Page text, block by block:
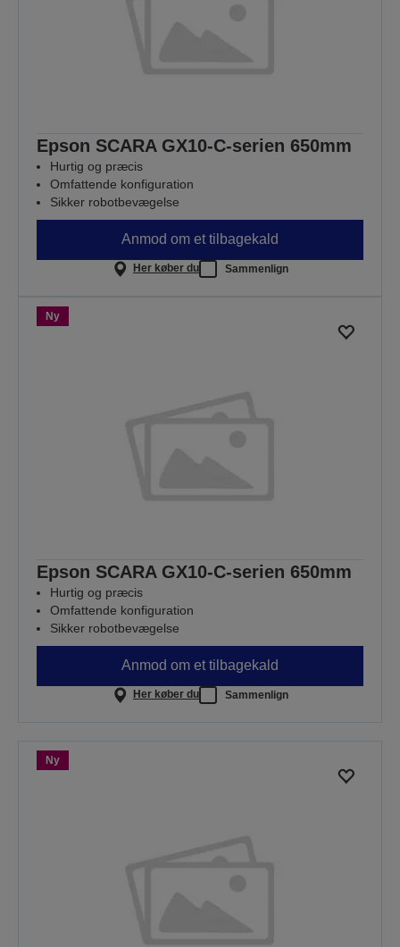
Epson SCARA GX10-C-serien 650mm
Hurtig og præcis
Omfattende konfiguration
Sikker robotbevægelse
Anmod om et tilbagekald
Her køber du Sammenlign
Ny
Epson SCARA GX10-C-serien 650mm
Hurtig og præcis
Omfattende konfiguration
Sikker robotbevægelse
Anmod om et tilbagekald
Her køber du Sammenlign
Ny